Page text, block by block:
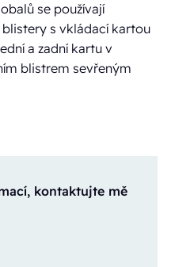
se používají
s vkládací kartou
a zadní kartu v
blistrem sevřeným
kontaktujte mě